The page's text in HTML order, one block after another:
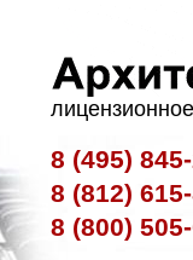
8 (495)
8 (812)
8 (800)